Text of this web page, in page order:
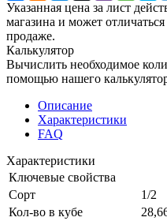
Указанная цена за лист
магазина и может
продаже.
Калькулятор
Вычислить необходимое
помощью нашего
Описание
Характеристики
FAQ
Характеристики
Ключевые свойства
Сорт
1/2
Кол-во в кубе